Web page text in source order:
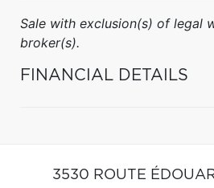
Sale with exclusion(s) of legal
broker(s).
FINANCIAL DETAILS
3530 ROUTE